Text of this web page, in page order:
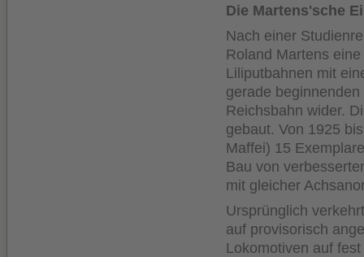
Die Martens'sche
Nach einer
Roland Martens
Liliputbahnen mit
gerade
Reichsbahn wider.
gebaut. Von 1925
Maffei) 15
Bau von
mit gleicher
Ursprünglich
auf provisorisch
Lokomotiven auf